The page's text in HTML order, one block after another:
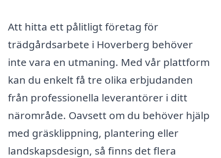
Att hitta ett pålitligt företag för
trädgårdsarbete i Hoverberg behöver
inte vara en utmaning. Med vår plattform
kan du enkelt få tre olika erbjudanden
från professionella leverantörer i ditt
närområde. Oavsett om du behöver hjälp
med gräsklippning, plantering eller
landskapsdesign, så finns det flera